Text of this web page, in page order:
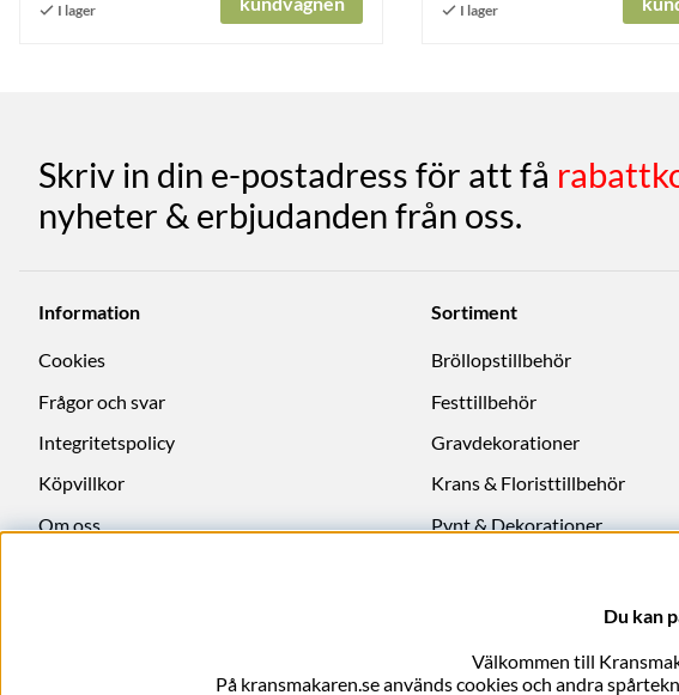
Skriv in din e-postadress för att få
nyheter & erbjudanden från oss.
Information
Cookies
Frågor och svar
Integritetspolicy
Köpvillkor
Om oss
Sortiment
Bröllopstillbehör
Festtillbehör
Gravdekorationer
Krans & Floristtillbehör
Pynt & Dekorationer
Du kan
Välkommen till
På kransmakaren.se används cookies och andra